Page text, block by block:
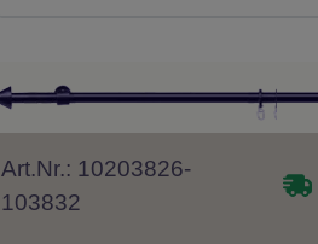
Art.Nr.: 10203826-
103832